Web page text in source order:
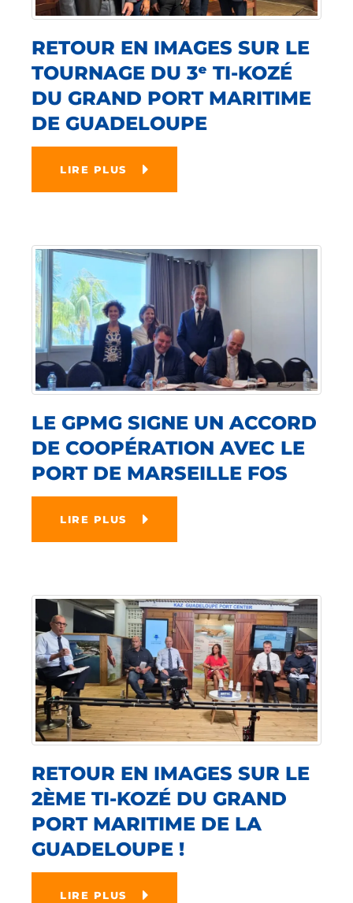
RETOUR EN IMAGES SUR LE
TOURNAGE DU 3ᵉ TI-KOZÉ
DU GRAND PORT MARITIME
DE GUADELOUPE
LIRE PLUS
LE GPMG SIGNE UN ACCORD
DE COOPÉRATION AVEC LE
PORT DE MARSEILLE FOS
LIRE PLUS
RETOUR EN IMAGES SUR LE
2ÈME TI-KOZÉ DU GRAND
PORT MARITIME DE LA
GUADELOUPE !
LIRE PLUS